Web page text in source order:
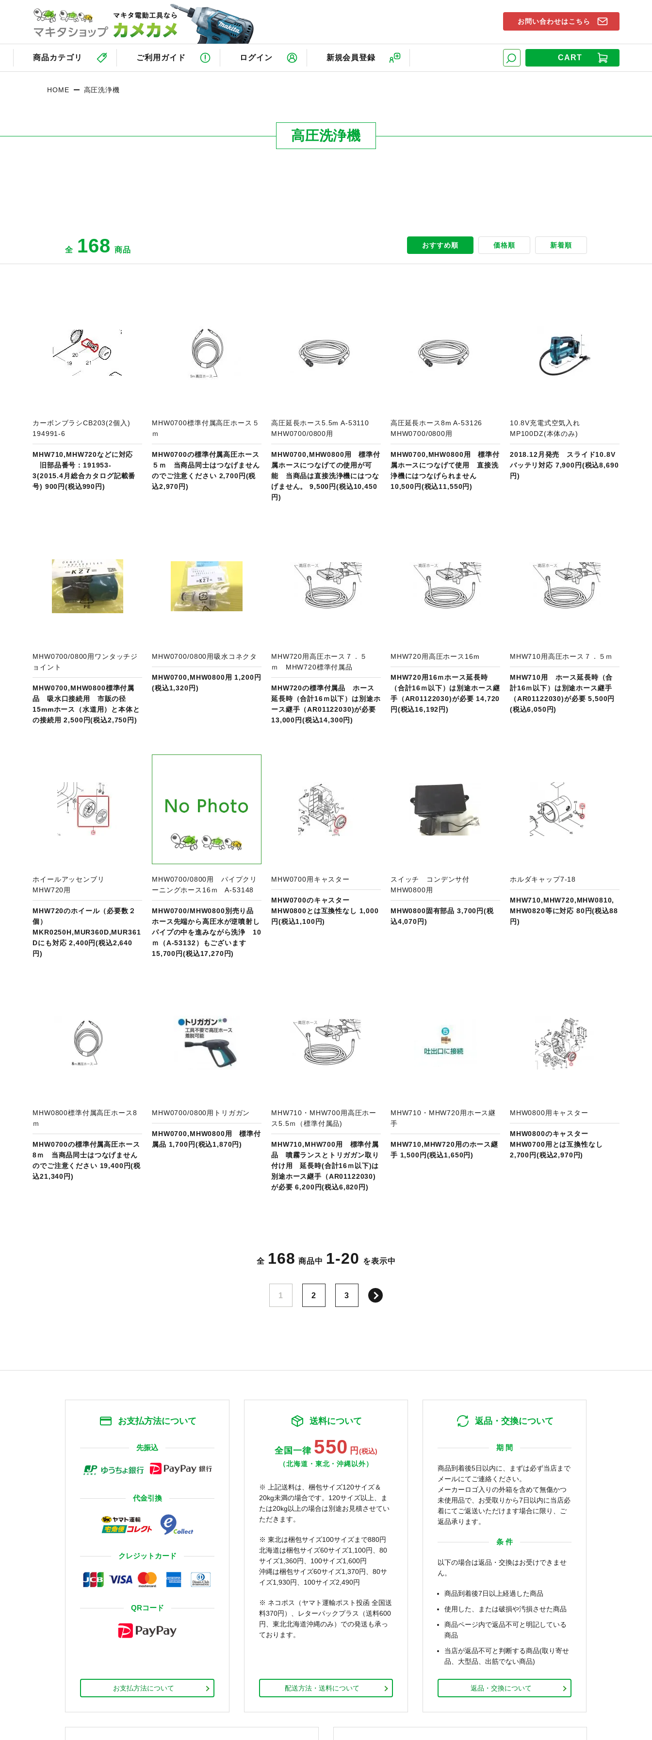
CART
商品カテゴリ ご利用ガイド ログイン 新規会員登録
お問い合わせはこちら
HOME 高圧洗浄機
高圧洗浄機
全 168 商品
おすすめ順 価格順 新着順
カーボンブラシCB203(2個入)
194991-6
MHW710,MHW720などに対応
旧部品番号：191953-
3(2015.4月総合カタログ記載番
号) 900円(税込990円)
MHW0700標準付属高圧ホース５
ｍ
MHW0700の標準付属高圧ホース
５ｍ 当商品同士はつなげません
のでご注意ください 2,700円(税
込2,970円)
高圧延長ホース5.5m A-53110
MHW0700/0800用
MHW0700,MHW0800用 標準付
属ホースにつなげての使用が可
能 当商品は直接洗浄機にはつな
げません。 9,500円(税込10,450
円)
高圧延長ホース8m A-53126
MHW0700/0800用
MHW0700,MHW0800用 標準付
属ホースにつなげて使用 直接洗
浄機にはつなげられません
10,500円(税込11,550円)
10.8V充電式空気入れ
MP100DZ(本体のみ)
2018.12月発売 スライド10.8V
バッテリ対応 7,900円(税込8,690
円)
MHW0700/0800用ワンタッチジ
ョイント
MHW0700,MHW0800標準付属
品 吸水口接続用 市販の径
15mmホース（水道用）と本体と
の接続用 2,500円(税込2,750円)
MHW0700/0800用吸水コネクタ
MHW0700,MHW0800用 1,200円
(税込1,320円)
MHW720用高圧ホース７．５
ｍ MHW720標準付属品
MHW720の標準付属品 ホース
延長時（合計16ｍ以下）は別途ホ
ース継手（AR01122030)が必要
13,000円(税込14,300円)
MHW720用高圧ホース16m
MHW720用16ｍホース延長時
（合計16ｍ以下）は別途ホース継
手（AR01122030)が必要 14,720
円(税込16,192円)
MHW710用高圧ホース７．５ｍ
MHW710用 ホース延長時（合
計16ｍ以下）は別途ホース継手
（AR01122030)が必要 5,500円
(税込6,050円)
ホイールアッセンブリ
MHW720用
MHW720のホイール（必要数２
個）
MKR0250H,MUR360D,MUR361
Dにも対応 2,400円(税込2,640
円)
MHW0700/0800用 パイプクリ
ーニングホース16ｍ A-53148
MHW0700/MHW0800別売り品
ホース先端から高圧水が逆噴射し
パイプの中を進みながら洗浄 10
ｍ（A-53132）もございます
15,700円(税込17,270円)
MHW0700用キャスター
MHW0700のキャスター
MHW0800とは互換性なし 1,000
円(税込1,100円)
スイッチ コンデンサ付
MHW0800用
MHW0800固有部品 3,700円(税
込4,070円)
ホルダキャップ7-18
MHW710,MHW720,MHW0810,
MHW0820等に対応 80円(税込88
円)
MHW0800標準付属高圧ホース8
ｍ
MHW0700の標準付属高圧ホース
8ｍ 当商品同士はつなげません
のでご注意ください 19,400円(税
込21,340円)
MHW0700/0800用トリガガン
MHW0700,MHW0800用 標準付
属品 1,700円(税込1,870円)
MHW710・MHW700用高圧ホー
ス5.5ｍ（標準付属品)
MHW710,MHW700用 標準付属
品 噴霧ランスとトリガガン取り
付け用 延長時(合計16ｍ以下)は
別途ホース継手（AR01122030)
が必要 6,200円(税込6,820円)
MHW710・MHW720用ホース継
手
MHW710,MHW720用のホース継
手 1,500円(税込1,650円)
MHW0800用キャスター
MHW0800のキャスター
MHW0700用とは互換性なし
2,700円(税込2,970円)
全 168 商品中 1-20 を表示中
1 2 3
お支払方法について
先振込
代金引換
クレジットカード
QRコード
お支払方法について
送料について
全国一律 550 円 (税込)
（北海道・東北・沖縄以外）
※ 上記送料は、梱包サイズ120サイズ＆
20kg未満の場合です。120サイズ以上、ま
たは20kg以上の場合は別途お見積させてい
ただきます。
※ 東北は梱包サイズ100サイズまで880円
北海道は梱包サイズ60サイズ1,100円、80
サイズ1,360円、100サイズ1,600円
沖縄は梱包サイズ60サイズ1,370円、80サ
イズ1,930円、100サイズ2,490円
※ ネコポス（ヤマト運輸ポスト投函 全国送
料370円）、レターパックプラス（送料600
円、東北北海道沖縄のみ）での発送も承っ
ております。
配送方法・送料について
返品・交換について
期 間
商品到着後5日以内に、まずは必ず当店まで
メールにてご連絡ください。
メーカーロゴ入りの外箱を含めて無傷かつ
未使用品で、お受取りから7日以内に当店必
着にてご返送いただけます場合に限り、ご
返品承ります。
条 件
以下の場合は返品・交換はお受けできませ
ん。
商品到着後7日以上経過した商品
使用した、または破損や汚損させた商品
商品ページ内で返品不可と明記している
商品
当店が返品不可と判断する商品(取り寄せ
品、大型品、出筋でない商品)
返品・交換について